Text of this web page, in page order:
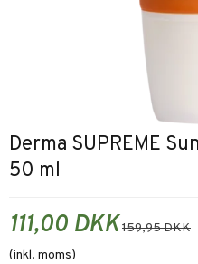
Derma SUPREME
50 ml
111,00 DKK159,95 DKK
(inkl. moms)